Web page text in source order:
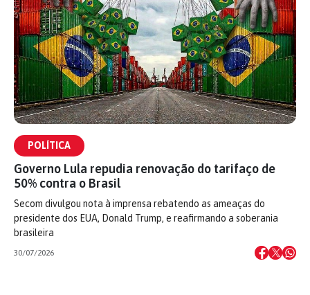
POLÍTICA
Governo Lula repudia renovação do tarifaço de
50% contra o Brasil
Secom divulgou nota à imprensa rebatendo as ameaças do
presidente dos EUA, Donald Trump, e reafirmando a soberania
brasileira
30/07/2026